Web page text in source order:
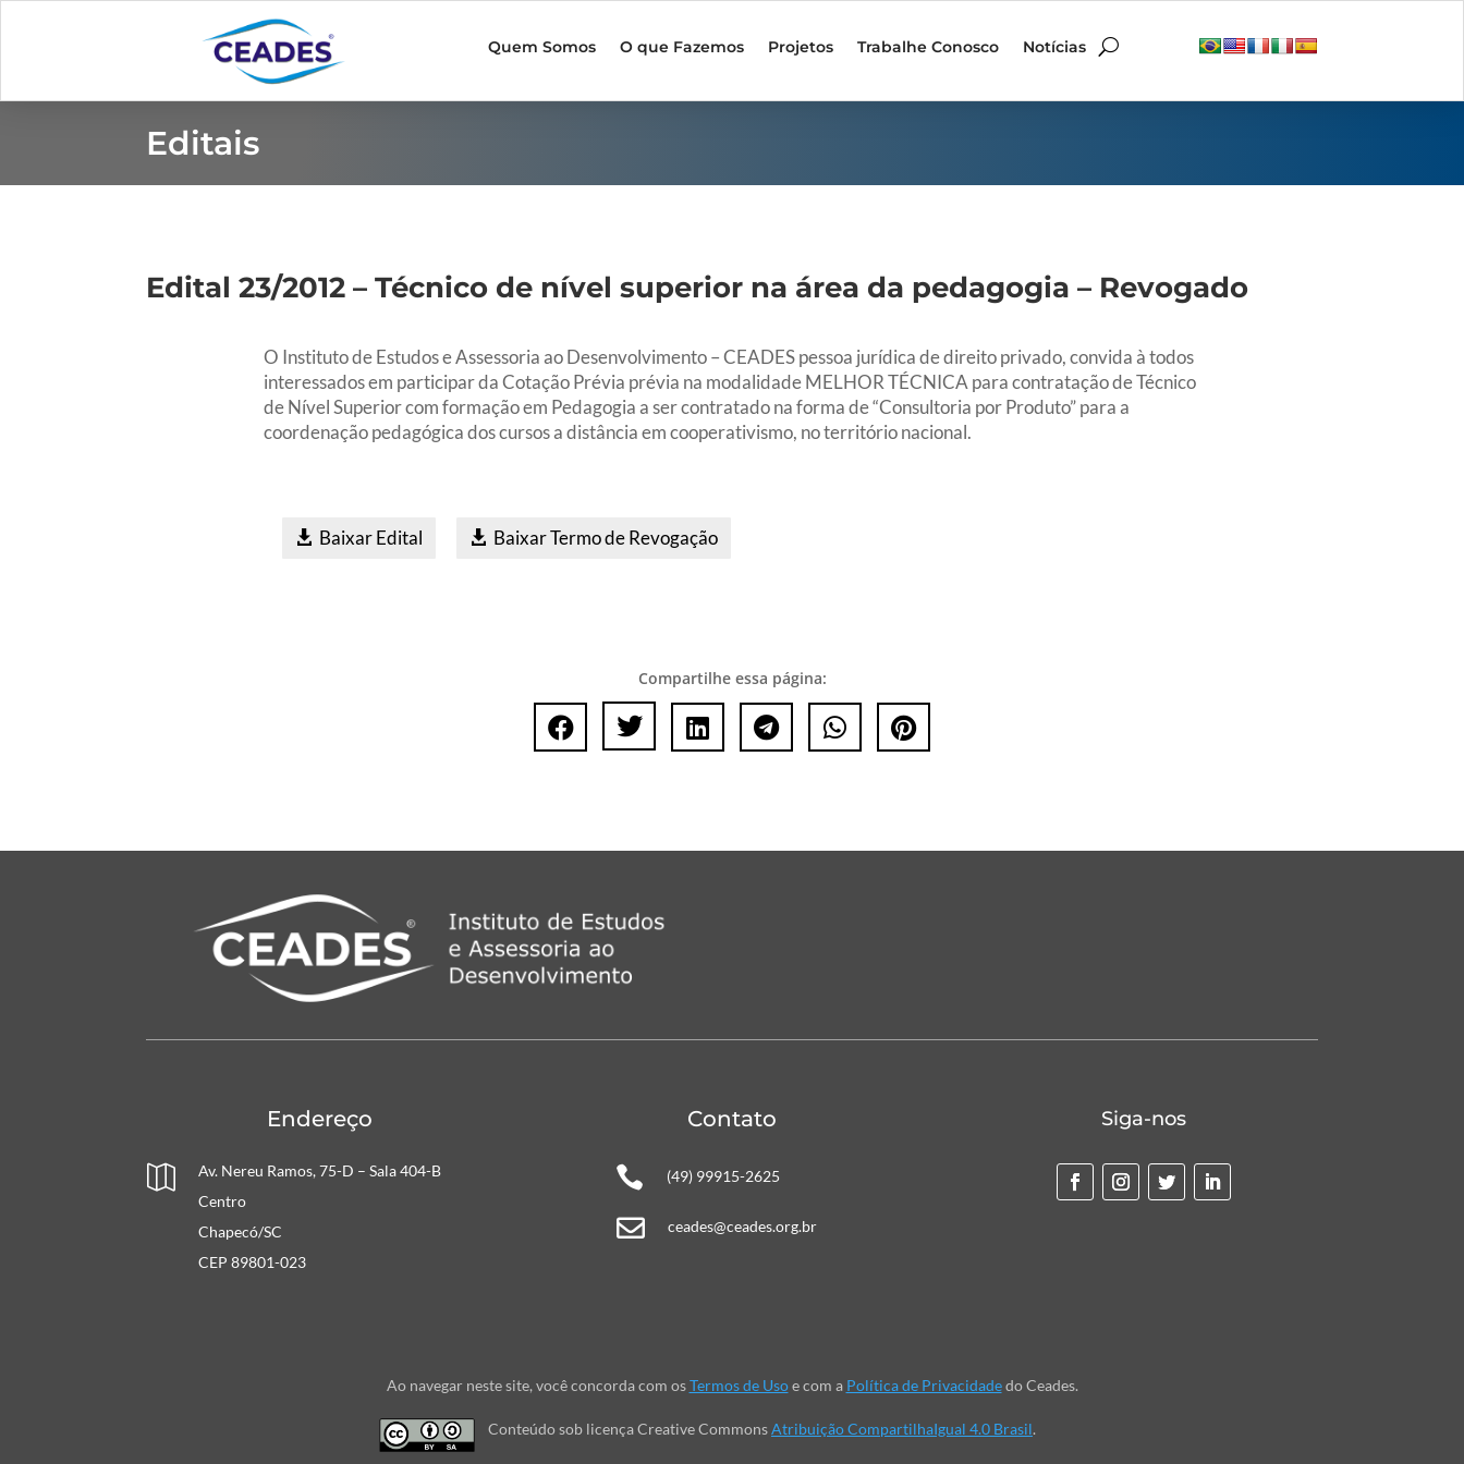
Quem Somos O que Fazemos Projetos Trabalhe Conosco Notícias
Editais
Edital 23/2012 – Técnico de nível superior na área da pedagogia – Revogado
O Instituto de Estudos e Assessoria ao Desenvolvimento – CEADES pessoa jurídica de direito privado, convida à todos
interessados em participar da Cotação Prévia prévia na modalidade MELHOR TÉCNICA para contratação de Técnico
de Nível Superior com formação em Pedagogia a ser contratado na forma de “Consultoria por Produto” para a
coordenação pedagógica dos cursos a distância em cooperativismo, no território nacional.
Baixar Edital Baixar Termo de Revogação
Compartilhe essa página:
     
Endereço

Av. Nereu Ramos, 75-D – Sala 404-B
Centro
Chapecó/SC
CEP 89801-023
Contato
 (49) 99915-2625
 ceades@ceades.org.br
Siga-nos
Ao navegar neste site, você concorda com osTermos de Usoe com a Política de Privacidadedo Ceades.
Conteúdo sob licença Creative CommonsAtribuição CompartilhaIgual 4.0 Brasil.